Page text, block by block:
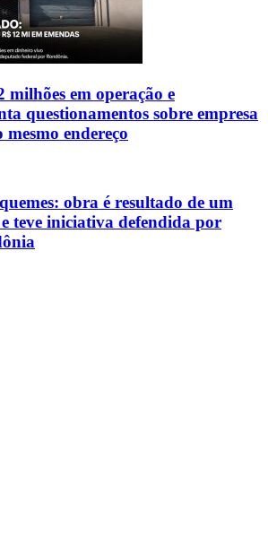
milhões em operação e
questionamentos sobre empresa
endereço
obra é resultado de um
teve iniciativa defendida por